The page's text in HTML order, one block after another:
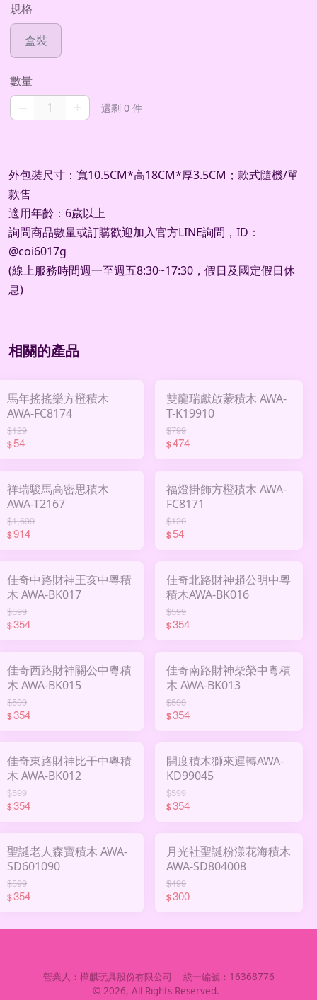
規格
盒裝
數量
還剩 0 件
外包裝尺寸：寬10.5CM*高18CM*厚3.5CM；款式隨機/單
款售
適用年齡：6歲以上
詢問商品數量或訂購歡迎加入官方LINE詢問， ID ：
@coi6017g
(線上服務時間週一至週五8:30~17:30 ，假日及國定假日休
息)
相關的產品
馬年搖搖樂方橙積木
AWA-FC8174
$129
$54
雙龍瑞獻啟蒙積木 AWA-
T-K19910
$799
$474
祥瑞駿馬高密思積木
AWA-T2167
$1,699
$914
福燈掛飾方橙積木 AWA-
FC8171
$120
$54
佳奇中路財神王亥中粵積
木 AWA-BK017
$599
$354
佳奇北路財神趙公明中粵
積木AWA-BK016
$599
$354
佳奇西路財神關公中粵積
木 AWA-BK015
$599
$354
佳奇南路財神柴榮中粵積
木 AWA-BK013
$599
$354
佳奇東路財神比干中粵積
木 AWA-BK012
$599
$354
開度積木獅來運轉AWA-
KD99045
$599
$354
聖誕老人森寶積木 AWA-
SD601090
$599
$354
月光社聖誕粉漾花海積木
AWA-SD804008
$499
$300
營業人： 樺麒玩具股份有限公司 統一編號： 16368776
© 2026, All Rights Reserved.